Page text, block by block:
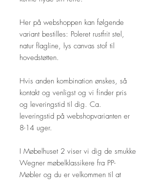
Her på webshoppen kan følgende
variant bestilles: Poleret rustfrit stel,
natur flagline, lys canvas stof til
hovedstøtten.
Hvis anden kombination ønskes, så
kontakt og venligst og vi finder pris
og leveringstid til dig. Ca.
leveringstid på webshopvarianten er
8-14 uger.
I Møbelhuset 2 viser vi dig de smukke
Wegner møbelklassikere fra PP-
Møbler og du er velkommen til at